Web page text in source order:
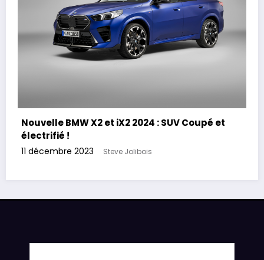
Nouvelle BMW X2 et iX2 2024 : SUV Coupé et
électrifié !
11 décembre 2023 Steve Jolibois